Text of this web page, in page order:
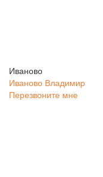
Иваново
Иваново Владимир
Перезвоните мне